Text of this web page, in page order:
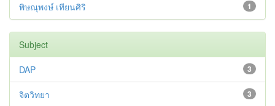
1
พิษณุพงษ์ เทียนศิริ
Subject
3
DAP
3
จิตวิทยา